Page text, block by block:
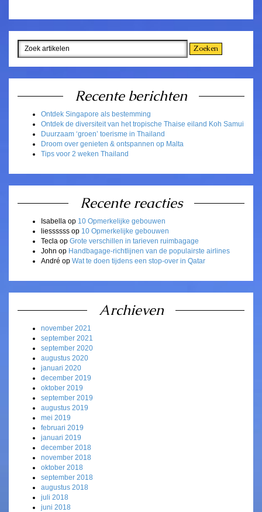
Recente berichten
Ontdek Singapore als bestemming
Ontdek de diversiteit van het tropische Thaise eiland Koh Samui
Duurzaam ‘groen’ toerisme in Thailand
Droom over genieten & ontspannen op Malta
Tips voor 2 weken Thailand
Recente reacties
Isabella op 10 Opmerkelijke gebouwen
liessssss op 10 Opmerkelijke gebouwen
Tecla op Grote verschillen in tarieven ruimbagage
John op Handbagage-richtlijnen van de populairste airlines
André op Wat te doen tijdens een stop-over in Qatar
Archieven
november 2021
september 2021
september 2020
augustus 2020
januari 2020
december 2019
oktober 2019
september 2019
augustus 2019
mei 2019
februari 2019
januari 2019
december 2018
november 2018
oktober 2018
september 2018
augustus 2018
juli 2018
juni 2018